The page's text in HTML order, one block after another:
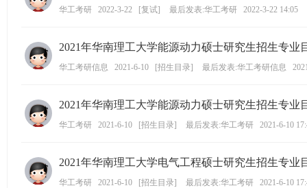
华工考研 2022-3-22 [复试] 最后发表:华工考研 2022-3-22 14:05
2021年华南理工大学能源动力硕士研究生招生专业
华工考研信息 2021-6-10 [招生目录] 最后发表:华工考研信息
2021年华南理工大学能源动力硕士研究生招生专业
华工考研 2021-6-10 [招生目录] 最后发表:华工考研 2021-6-10
2021年华南理工大学电气工程硕士研究生招生专业
华工考研 2021-6-10 [招生目录] 最后发表:华工考研 2021-6-10